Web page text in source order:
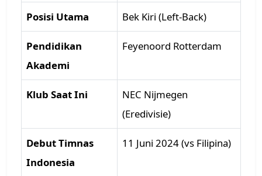
Posisi Utama Bek Kiri (Left-Back)
Pendidikan
Akademi
Feyenoord Rotterdam
Klub Saat Ini
NEC Nijmegen
(Eredivisie)
Debut Timnas
Indonesia
11 Juni 2024 (vs Filipina)